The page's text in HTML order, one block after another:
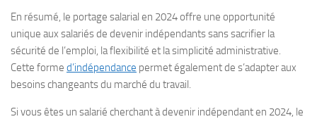
En résumé, le portage salarial en 2024 offre une opportunité
unique aux salariés de devenir indépendants sans sacrifier la
sécurité de l’emploi, la flexibilité et la simplicité administrative.
Cette forme d’indépendance permet également de s’adapter aux
besoins changeants du marché du travail.
Si vous êtes un salarié cherchant à devenir indépendant en 2024, le